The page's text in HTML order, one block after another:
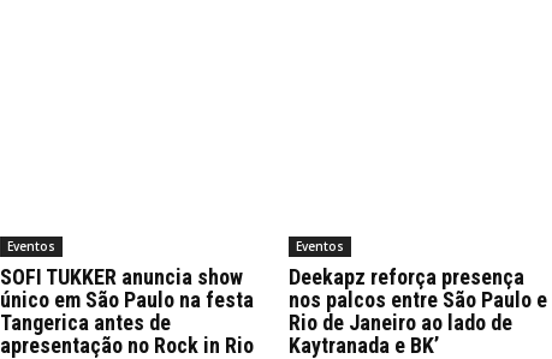
Eventos
SOFI TUKKER anuncia show
único em São Paulo na festa
Tangerica antes de
apresentação no Rock in Rio
Eventos
Deekapz reforça presença
nos palcos entre São Paulo e
Rio de Janeiro ao lado de
Kaytranada e BK’